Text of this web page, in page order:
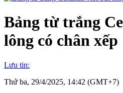
Bảng từ trắng
lông có chân xếp
Lưu tin:
Thứ ba, 29/4/2025, 14:42 (GMT+7)